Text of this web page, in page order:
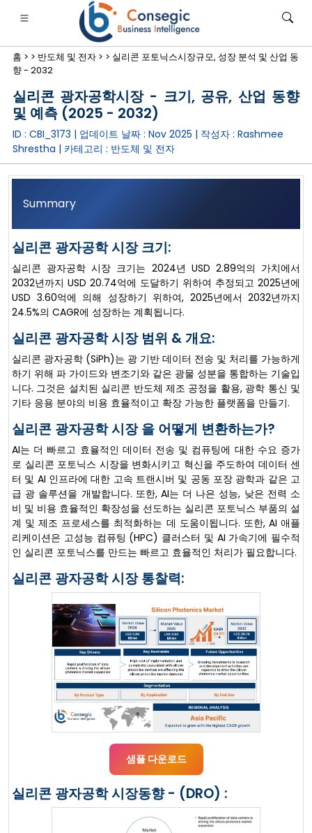
·금융·보험• 소비재 • 에너지 및 전력 • 식품 및 음료
• 사례 연구
홈 > > 반도체 및 전자 > > 실리콘 포토닉스시장규모, 성장 분석 및 산업 동
향 - 2032
실리콘 광자공학시장 - 크기, 공유, 산업 동향
및 예측 (2025 - 2032)
ID : CBI_3173 | 업데이트 날짜 : Nov 2025 | 작성자 : Rashmee
Shrestha | 카테고리 : 반도체 및 전자
Summary
실리콘 광자공학 시장 크기:
실리콘 광자공학 시장 크기는 2024년 USD 2.89억의 가치에서
2032년까지 USD 20.74억에 도달하기 위하여 추정되고 2025년에
USD 3.60억에 의해 성장하기 위하여, 2025년에서 2032년까지
24.5%의 CAGR에 성장하는 계획됩니다.
실리콘 광자공학 시장 범위 & 개요:
실리콘 광자공학 (SiPh)는 광 기반 데이터 전송 및 처리를 가능하게
하기 위해 파 가이드와 변조기와 같은 광물 성분을 통합하는 기술입
니다. 그것은 설치된 실리콘 반도체 제조 공정을 활용, 광학 통신 및
기타 응용 분야의 비용 효율적이고 확장 가능한 플랫폼을 만들기.
실리콘 광자공학 시장 을 어떻게 변환하는가?
AI는 더 빠르고 효율적인 데이터 전송 및 컴퓨팅에 대한 수요 증가
로 실리콘 포토닉스 시장을 변화시키고 혁신을 주도하여 데이터 센
터 및 AI 인프라에 대한 고속 트랜시버 및 공동 포장 광학과 같은 고
급 광 솔루션을 개발합니다. 또한, AI는 더 나은 성능, 낮은 전력 소
비 및 비용 효율적인 확장성을 선도하는 실리콘 포토닉스 부품의 설
계 및 제조 프로세스를 최적화하는 데 도움이됩니다. 또한, AI 애플
리케이션은 고성능 컴퓨팅 (HPC) 클러스터 및 AI 가속기에 필수적
인 실리콘 포토닉스를 만드는 빠르고 효율적인 처리가 필요합니다.
실리콘 광자공학 시장 통찰력:
샘플 다운로드
실리콘 광자공학 시장동향 - (DRO) :